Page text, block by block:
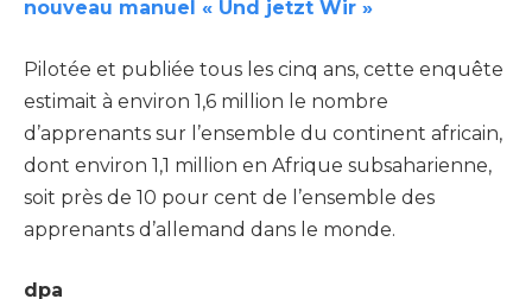
nouveau manuel « Und jetzt Wir »
Pilotée et publiée tous les cinq ans, cette enquête
estimait à environ 1,6 million le nombre
d’apprenants sur l’ensemble du continent africain,
dont environ 1,1 million en Afrique subsaharienne,
soit près de 10 pour cent de l’ensemble des
apprenants d’allemand dans le monde.
dpa